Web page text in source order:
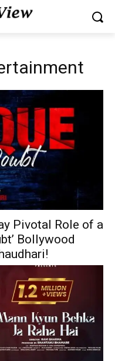
Pivotal Role of a
Bollywood